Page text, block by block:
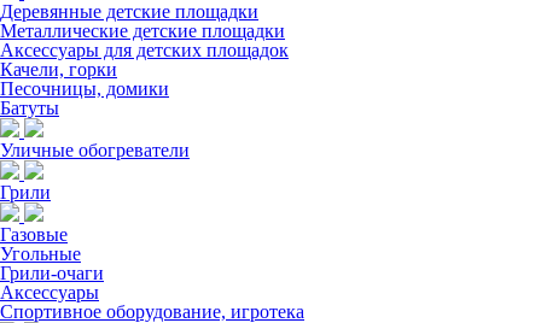
Деревянные детские площадки
Металлические детские площадки
Аксессуары для детских площадок
Качели, горки
Песочницы, домики
Батуты
Уличные обогреватели
Грили
Газовые
Угольные
Грили-очаги
Аксессуары
Спортивное оборудование, игротека